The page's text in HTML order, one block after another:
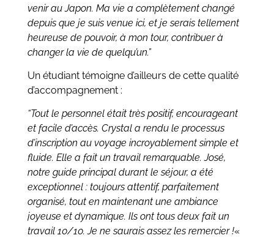
venir au Japon. Ma vie a complètement changé
depuis que je suis venue ici, et je serais tellement
heureuse de pouvoir, à mon tour, contribuer à
changer la vie de quelqu’un.”
Un étudiant témoigne d’ailleurs de cette qualité
d’accompagnement :
“Tout le personnel était très positif, encourageant
et facile d’accès. Crystal a rendu le processus
d’inscription au voyage incroyablement simple et
fluide. Elle a fait un travail remarquable. José,
notre guide principal durant le séjour, a été
exceptionnel : toujours attentif, parfaitement
organisé, tout en maintenant une ambiance
joyeuse et dynamique. Ils ont tous deux fait un
travail 10/10. Je ne saurais assez les remercier !«